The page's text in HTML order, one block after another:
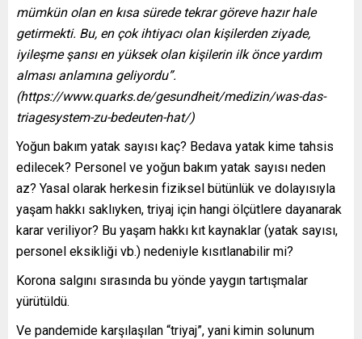
mümkün olan en kısa sürede tekrar göreve hazır hale
getirmekti. Bu, en çok ihtiyacı olan kişilerden ziyade,
iyileşme şansı en yüksek olan kişilerin ilk önce yardım
alması anlamına geliyordu”.
(https://www.quarks.de/gesundheit/medizin/was-das-
triagesystem-zu-bedeuten-hat/)
Yoğun bakım yatak sayısı kaç? Bedava yatak kime tahsis
edilecek? Personel ve yoğun bakım yatak sayısı neden
az? Yasal olarak herkesin fiziksel bütünlük ve dolayısıyla
yaşam hakkı saklıyken, triyaj için hangi ölçütlere dayanarak
karar veriliyor? Bu yaşam hakkı kıt kaynaklar (yatak sayısı,
personel eksikliği vb.) nedeniyle kısıtlanabilir mi?
Korona salgını sırasında bu yönde yaygın tartışmalar
yürütüldü.
Ve pandemide karşılaşılan “triyaj”, yani kimin solunum